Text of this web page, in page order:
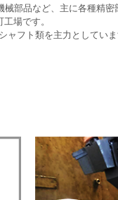
部品など、主に各種精密
場です。
ャフト類を主力としていま